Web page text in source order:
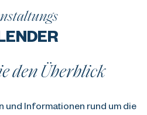
den Überblick
und Informationen rund um die